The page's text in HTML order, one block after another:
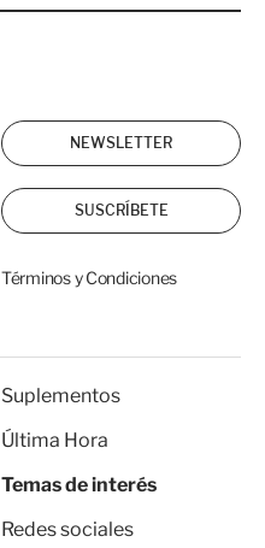
NEWSLETTER
SUSCRÍBETE
Términos y Condiciones
Suplementos
Última Hora
Temas de interés
Redes sociales